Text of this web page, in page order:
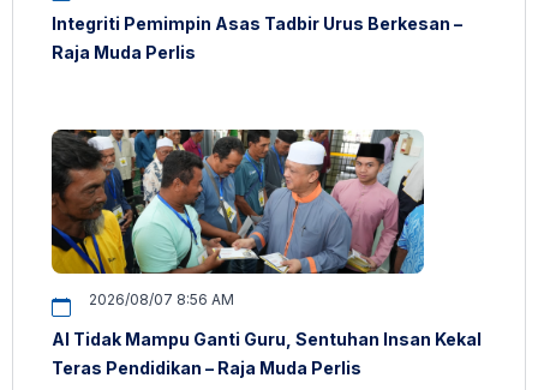
Integriti Pemimpin Asas Tadbir Urus Berkesan –
Raja Muda Perlis
2026/08/07 8:56 AM
AI Tidak Mampu Ganti Guru, Sentuhan Insan Kekal
Teras Pendidikan – Raja Muda Perlis